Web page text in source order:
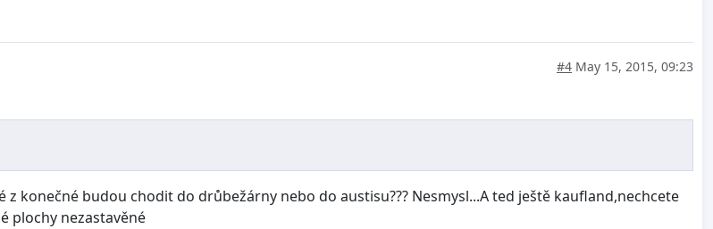
#4 May 15, 2015, 09:23
konečné budou chodit do drůbežárny nebo do austisu??? Nesmysl...A ted ještě kaufland,nechcete
plochy nezastavěné